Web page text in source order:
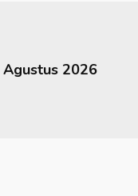
Agustus 2026